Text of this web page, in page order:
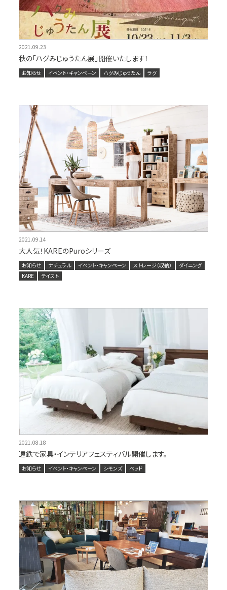
2021.09.23
秋の「ハグみじゅうたん展」開催いたします！
お知らせ イベント・キャンペーン ハグみじゅうたん ラグ
2021.09.14
大人気！KAREのPuroシリーズ
お知らせ ナチュラル イベント・キャンペーン ストレージ（収納）
ダイニング
KARE
テイスト
2021.08.18
遠鉄で家具・インテリアフェスティバル開催します。
お知らせ イベント・キャンペーン シモンズ ベッド